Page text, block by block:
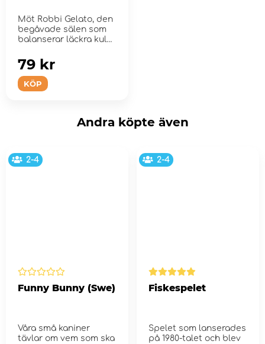
Möt Robbi Gelato, den
begåvade sälen som
balanserar läckra kulor
KÖP
79 kr
Andra köpte även
2-4
Funny Bunny (Swe)
Våra små kaniner
tävlar om vem som ska
2-4
Fiskespelet
Spelet som lanserades
på 1980-talet och blev